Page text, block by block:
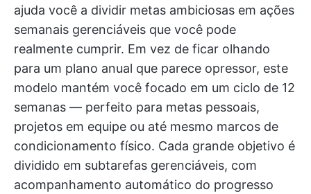
ajuda você a dividir metas ambiciosas em ações
semanais gerenciáveis que você pode
realmente cumprir. Em vez de ficar olhando
para um plano anual que parece opressor, este
modelo mantém você focado em um ciclo de 12
semanas — perfeito para metas pessoais,
projetos em equipe ou até mesmo marcos de
condicionamento físico. Cada grande objetivo é
dividido em subtarefas gerenciáveis, com
acompanhamento automático do progresso